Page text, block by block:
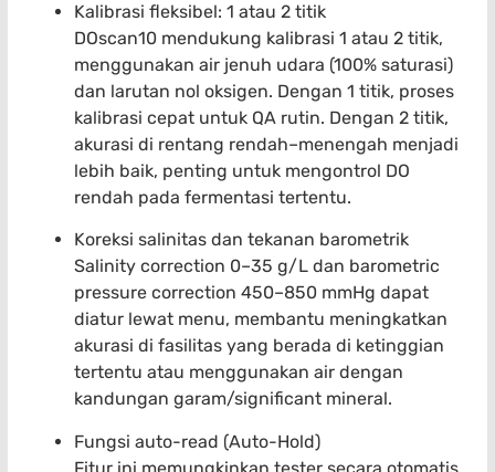
Kalibrasi fleksibel: 1 atau 2 titik
DOscan10 mendukung kalibrasi 1 atau 2 titik,
menggunakan air jenuh udara (100% saturasi)
dan larutan nol oksigen. Dengan 1 titik, proses
kalibrasi cepat untuk QA rutin. Dengan 2 titik,
akurasi di rentang rendah–menengah menjadi
lebih baik, penting untuk mengontrol DO
rendah pada fermentasi tertentu.
Koreksi salinitas dan tekanan barometrik
Salinity correction 0–35 g/L dan barometric
pressure correction 450–850 mmHg dapat
diatur lewat menu, membantu meningkatkan
akurasi di fasilitas yang berada di ketinggian
tertentu atau menggunakan air dengan
kandungan garam/significant mineral.
Fungsi auto-read (Auto-Hold)
Fitur ini memungkinkan tester secara otomatis